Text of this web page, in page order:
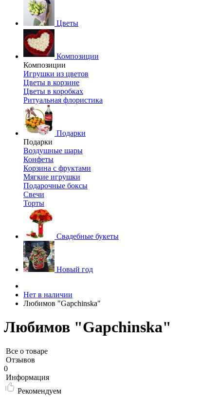
Цветы
Композиции
Композиции
Игрушки из цветов
Цветы в корзине
Цветы в коробках
Ритуальная флористика
Подарки
Подарки
Воздушные шары
Конфеты
Корзина с фруктами
Мягкие игрушки
Подарочные боксы
Свечи
Торты
Свадебные букеты
Новый год
Нет в наличии
Любимов "Gapchinska"
Любимов "Gapchinska"
Все о товаре
Отзывов
0
Информация
Рекомендуем